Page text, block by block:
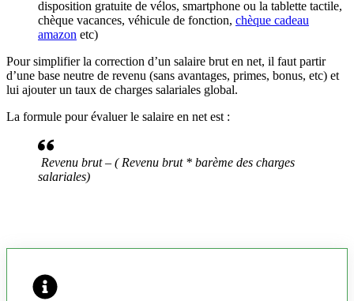
disposition gratuite de vélos, smartphone ou la tablette tactile,
chèque vacances, véhicule de fonction, chèque cadeau
amazon etc)
Pour simplifier la correction d’un salaire brut en net, il faut partir
d’une base neutre de revenu (sans avantages, primes, bonus, etc) et
lui ajouter un taux de charges salariales global.
La formule pour évaluer le salaire en net est :
Revenu brut – ( Revenu brut * barème des charges
salariales)